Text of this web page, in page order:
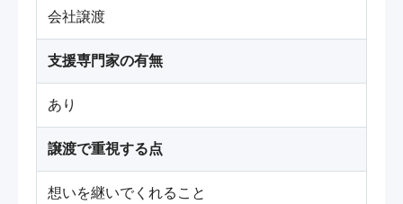
会社譲渡
支援専門家の有無
あり
譲渡で重視する点
想いを継いでくれること